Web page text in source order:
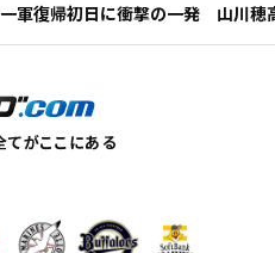
一軍復帰初日に衝撃の一発 山川穂